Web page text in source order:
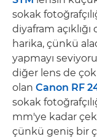
sokak
diyafram açıklığı
harika, çünkü
yapmayı
diğer lens de çok
olan Canon RF
sokak
mm'ye kadar
çünkü geniş bir